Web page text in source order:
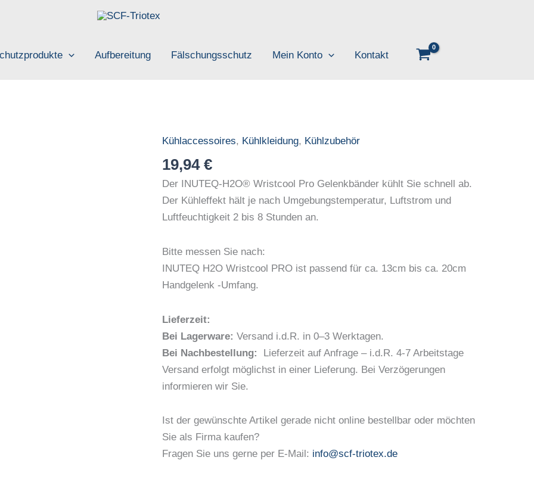
Aufbereitung Fälschungsschutz Mein Konto Kontakt
Kühlaccessoires, Kühlkleidung, Kühlzubehör
19,94 €
Der INUTEQ-H2O® Wristcool Pro Gelenkbänder kühlt Sie schnell ab.
Der Kühleffekt hält je nach Umgebungstemperatur, Luftstrom und
Luftfeuchtigkeit 2 bis 8 Stunden an.
Bitte messen Sie nach:
INUTEQ H2O Wristcool PRO ist passend für ca. 13cm bis ca. 20cm
Handgelenk -Umfang.
Lieferzeit:
Bei Lagerware: Versand i.d.R. in 0–3 Werktagen.
Bei Nachbestellung:
Lieferzeit auf Anfrage – i.d.R. 4-7 Arbeitstage
Versand erfolgt möglichst in einer Lieferung. Bei Verzögerungen
informieren wir Sie.
Ist der gewünschte Artikel gerade nicht online bestellbar oder möchten
Sie als Firma kaufen?
Fragen Sie uns gerne per E-Mail: info@scf-triotex.de
INUTEQ
H2O
Blutkreislauf